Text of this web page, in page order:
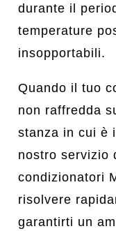
durante il
temperature
insopportabili.
Quando il tuo
non raffredda
stanza in cui è
nostro servizio
condizionatori
risolvere
garantirti un